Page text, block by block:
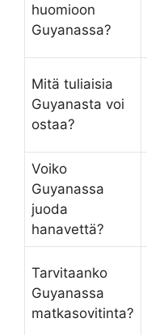
huomioon
Guyanassa?
Mitä tuliaisia
Guyanasta voi
ostaa?
Voiko
Guyanassa
juoda
hanavettä?
Tarvitaanko
Guyanassa
matkasovitinta?